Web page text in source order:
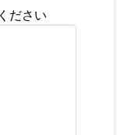
ださい